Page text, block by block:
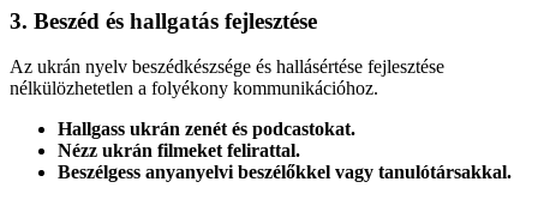
3. Beszéd és hallgatás fejlesztése
Az ukrán nyelv beszédkészsége és hallásértése fejlesztése
nélkülözhetetlen a folyékony kommunikációhoz.
Hallgass ukrán zenét és podcastokat.
Nézz ukrán filmeket felirattal.
Beszélgess anyanyelvi beszélőkkel vagy tanulótársakkal.